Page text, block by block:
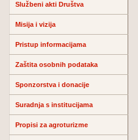
Službeni akti Društva
Misija i vizija
Pristup informacijama
Zaštita osobnih podataka
Sponzorstva i donacije
Suradnja s institucijama
Propisi za agroturizme